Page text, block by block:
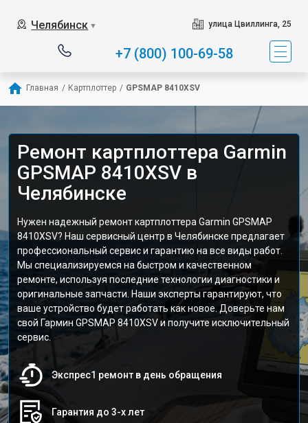
Челябинск ▼ улица Цвиллинга, 25
+7 (800) 100-69-58
Главная / Картплоттер / GPSMAP 8410XSV
Ремонт картплоттера Garmin
GPSMAP 8410XSV в
Челябинске
Нужен надежный ремонт картплоттера Garmin GPSMAP
8410XSV? Наш сервисный центр в Челябинске предлагает
профессиональный сервис и гарантию на все виды работ.
Мы специализируемся на быстром и качественном
ремонте, используя последние технологии диагностики и
оригинальные запчасти. Наши эксперты гарантируют, что
ваше устройство будет работать как новое. Доверьте нам
свой Гармин GPSMAP 8410XSV и получите исключительный
сервис.
Экспрес1 ремонт в день обращения
Гарантия до 3-х лет